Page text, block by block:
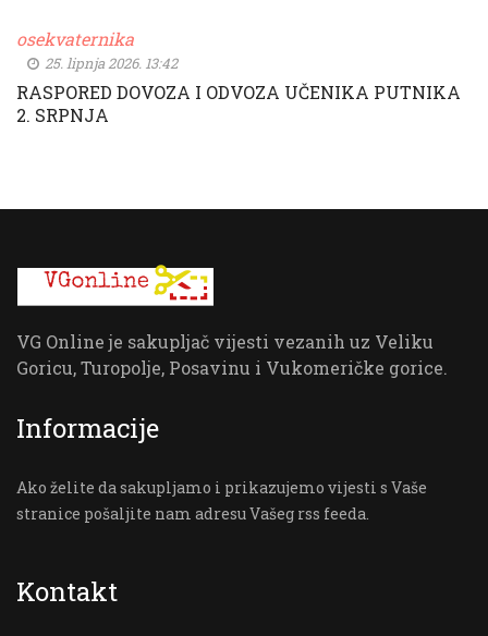
osekvaternika
25. lipnja 2026. 13:42
RASPORED DOVOZA I ODVOZA UČENIKA PUTNIKA
2. SRPNJA
VG Online je sakupljač vijesti vezanih uz Veliku
Goricu, Turopolje, Posavinu i Vukomeričke gorice.
Informacije
Ako želite da sakupljamo i prikazujemo vijesti s Vaše
stranice pošaljite nam adresu Vašeg rss feeda.
Kontakt